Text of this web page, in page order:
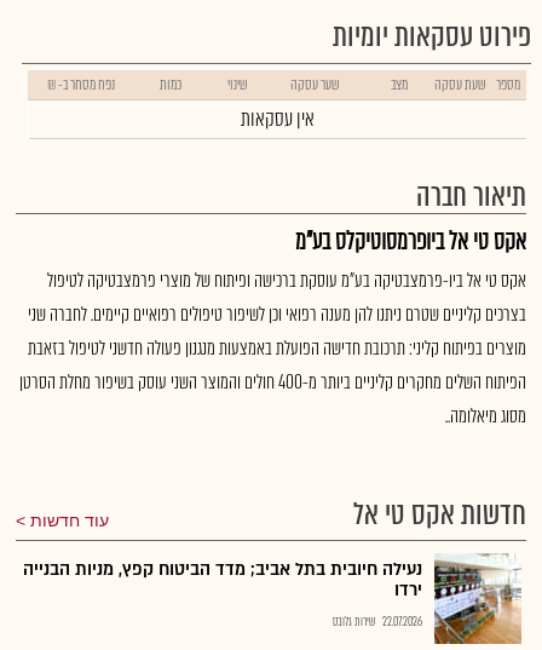
פירוט עסקאות יומיות
מספר שעת עסקה מצב שער עסקה שינוי כמות נפח מסחר ב- ₪
אין עסקאות
תיאור חברה
אקס טי אל ביופרמסוטיקלס בע"מ
אקס טי אל ביו-פרמצבטיקה בע"מ עוסקת ברכישה ופיתוח של מוצרי פרמצבטיקה לטיפול
בצרכים קליניים שטרם ניתנו להן מענה רפואי וכן לשיפור טיפולים רפואיים קיימים. לחברה שני
מוצרים בפיתוח קליני: תרכובת חדישה הפועלת באמצעות מנגנון פעולה חדשני לטיפול בזאבת
הפיתוח השלים מחקרים קליניים ביותר מ-400 חולים והמוצר השני עוסק בשיפור מחלת הסרטן
מסוג מיאלומה..
חדשות אקס טי אל עוד חדשות
נעילה חיובית בתל אביב; מדד הביטוח קפץ, מניות הבנייה
ירדו
22.07.2026 שירות גלובס